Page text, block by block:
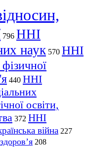
796 ННІ
наук 570 ННІ
440 ННІ
освіти,
372 ННІ
війна 227
208